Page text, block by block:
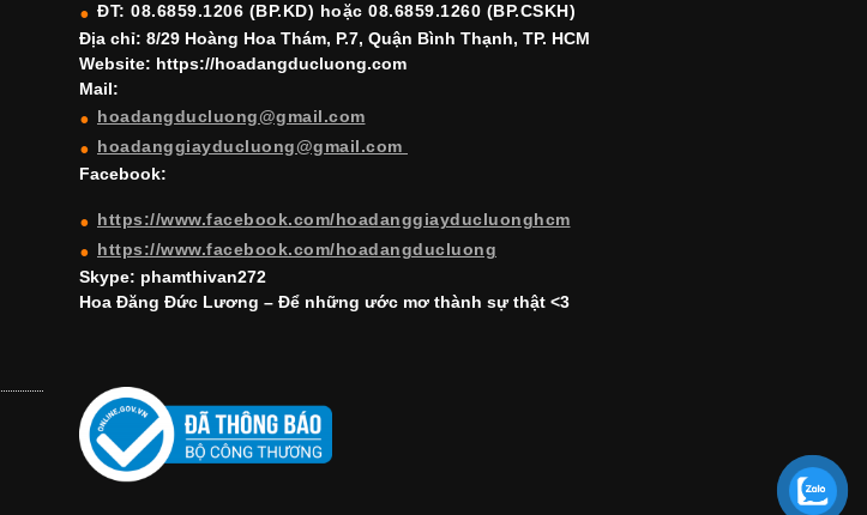
ĐT: 08.6859.1206 (BP.KD) hoặc 08.6859.1260 (BP.CSKH)
Địa chỉ: 8/29 Hoàng Hoa Thám, P.7, Quận Bình Thạnh, TP. HCM
Website: https://hoadangducluong.com
Mail:
hoadangducluong@gmail.com
hoadanggiayducluong@gmail.com
Facebook:
https://www.facebook.com/hoadanggiayducluonghcm
https://www.facebook.com/hoadangducluong
Skype: phamthivan272
Hoa Đăng Đức Lương – Để những ước mơ thành sự thật <3